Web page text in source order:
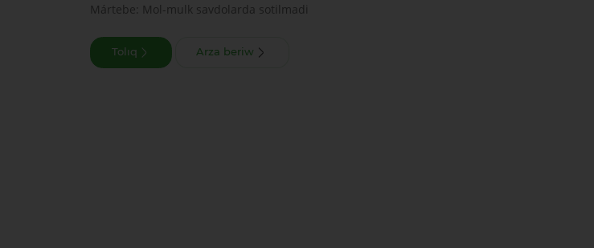
Mártebe: Mol-mulk savdolarda sotilmadi
Tolıq Arza beriw